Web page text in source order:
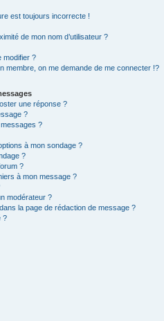
est toujours incorrecte !
de mon nom d’utilisateur ?
modifier ?
membre, on me demande de me connecter !?
une réponse ?
?
?
à mon sondage ?
?
?
à mon message ?
modérateur ?
la page de rédaction de message ?
?